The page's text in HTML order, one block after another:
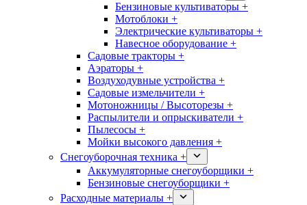
Бензиновые культиваторы +
Мотоблоки +
Электрические культиваторы +
Навесное оборудование +
Садовые тракторы +
Аэраторы +
Воздуходувные устройства +
Садовые измельчители +
Мотоножницы / Высоторезы +
Распылители и опрыскиватели +
Пылесосы +
Мойки высокого давления +
Снегоуборочная техника +
Аккумуляторные снегоуборщики +
Бензиновые снегоуборщики +
Расходные материалы +